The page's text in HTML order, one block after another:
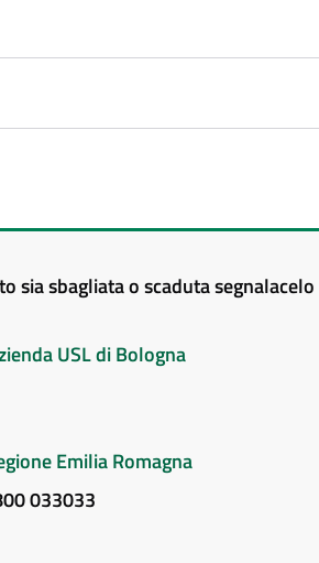
sia sbagliata o scaduta segnalacelo
USL di Bologna
Emilia Romagna
033033